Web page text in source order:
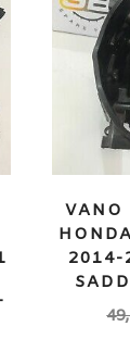
VANO
2014-